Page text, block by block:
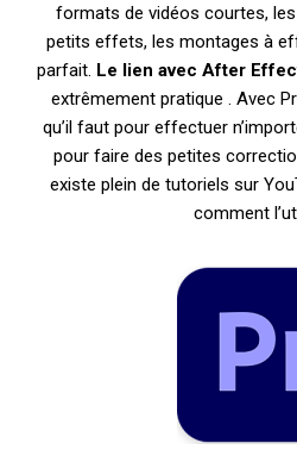
formats de vidéos courtes,
petits effets, les montages à
parfait. Le lien avec After
extrêmement pratique . Avec
qu’il faut pour effectuer
pour faire des petites
existe plein de tutoriels sur
comment